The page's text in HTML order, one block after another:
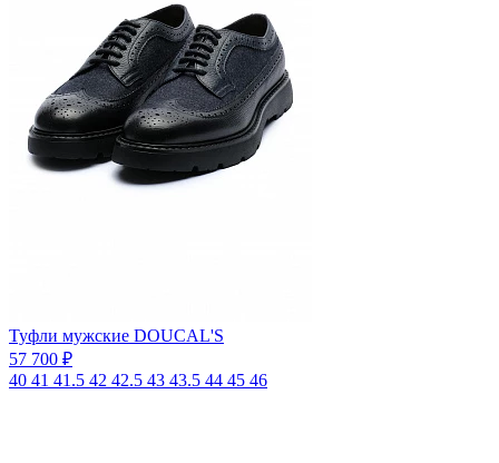
Туфли мужские DOUCAL'S
57 700 ₽
40 41 41.5 42 42.5 43 43.5 44 45 46